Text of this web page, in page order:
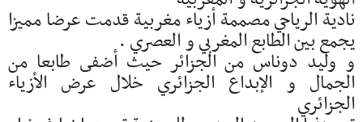
نادية الرياحي مصممة أزياء مغربية قدمت عرضا مميزا
يجمع بين الطابع المغربي و العصري .
و وليد دوناس من الجزائر حيث أضفى طابعا من
الجمال و الإبداع الجزائري خلال عرض الأزياء
الجزائري